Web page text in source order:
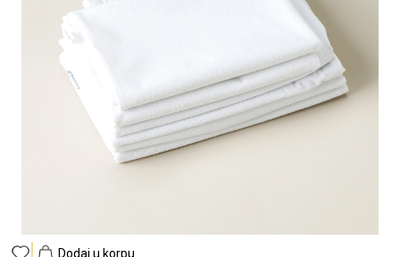
Dodaj u korpu